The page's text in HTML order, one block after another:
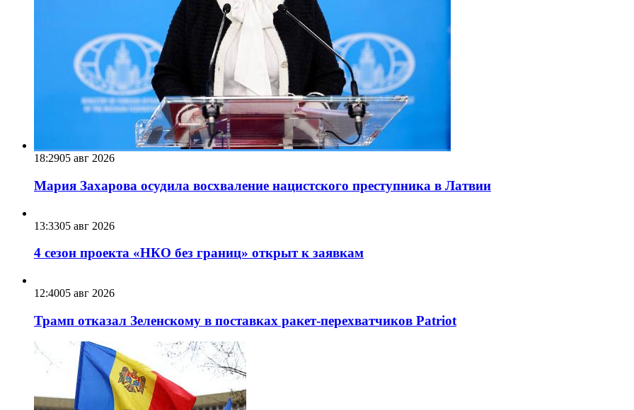
18:2905 авг 2026
Мария Захарова осудила восхваление нацистского преступника в Латвии
13:3305 авг 2026
4 сезон проекта «НКО без границ» открыт к заявкам
12:4005 авг 2026
Трамп отказал Зеленскому в поставках ракет-перехватчиков Patriot